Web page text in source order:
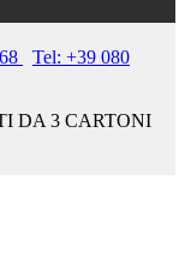
Tel: +39 080
DA 3 CARTONI